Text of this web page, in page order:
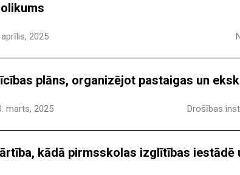
aprīlis, 2025
plāns, organizējot pastaigas un
marts, 2025 Drošības
kādā pirmsskolas izglītības